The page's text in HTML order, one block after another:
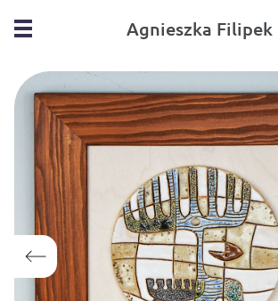
Agnieszka Filipek